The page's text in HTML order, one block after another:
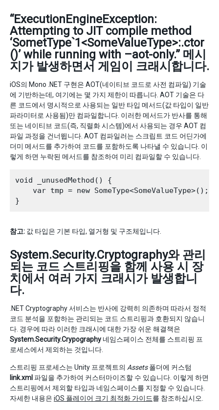
“ExecutionEngineException:
Attempting to JIT compile method
‘SometType`1<SomeValueType>:.ctor
()’ while running with –aot-only.” 메시
지가 발생하면서 게임이 크래시합니다.
iOS의 Mono .NET 구현은 AOT(네이티브 코드로 사전 컴파일) 기술
에 기반하는데, 여기에는 몇 가지 제한이 따릅니다. AOT 기술은 다
른 코드에서 명시적으로 사용되는 일반 타입 메서드(값 타입이 일반
파라미터로 사용됨)만 컴파일합니다. 이러한 메서드가 반사를 통해
또는 네이티브 코드(즉, 직렬화 시스템)에서 사용되는 경우 AOT 컴
파일 과정을 건너뜁니다. AOT 컴파일러는 스크립트 코드 어딘가에
더미 메서드를 추가하여 코드를 포함하도록 나타낼 수 있습니다. 이
렇게 하면 누락된 메서드를 참조하여 미리 컴파일할 수 있습니다.
void _unusedMethod() {
    var tmp = new SomeType<SomeValueType>();
참고: 값 타입은 기본 타입, 열거형 및 구조체입니다.
System.Security.Cryptography와 관리
되는 코드 스트리핑을 함께 사용 시 장
치에서 여러 가지 크래시가 발생합니
다.
.NET Cryptography 서비스는 반사에 강력히 의존하며 따라서 정적
코드 분석을 포함하는 관리되는 코드 스트리핑과 호환되지 않습니
다. 경우에 따라 이러한 크래시에 대한 가장 쉬운 해결책은
System.Security.Crypography 네임스페이스 전체를 스트리핑 프
로세스에서 제외하는 것입니다.
스트리핑 프로세스는 Unity 프로젝트의 Assets폴더에 커스텀
link.xml파일을 추가하여 커스터마이즈할 수 있습니다. 이렇게 하면
스트리핑에서 제외할 타입과 네임스페이스를 지정할 수 있습니다.
자세한 내용은 iOS 플레이어 크기 최적화 가이드를 참조하십시오.